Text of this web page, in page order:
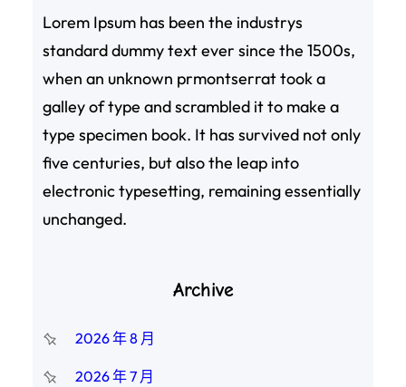
Lorem Ipsum has been the industrys
standard dummy text ever since the 1500s,
when an unknown prmontserrat took a
galley of type and scrambled it to make a
type specimen book. It has survived not only
five centuries, but also the leap into
electronic typesetting, remaining essentially
unchanged.
Archive
2026 年 8 月
2026 年 7 月